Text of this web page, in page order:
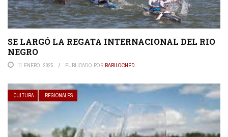
SE LARGÓ LA REGATA INTERNACIONAL DEL RIO
NEGRO
11 ENERO, 2025 PUBLICADO POR BARILOCHED
CULTURA REGIONALES